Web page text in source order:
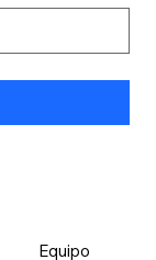
Equipo